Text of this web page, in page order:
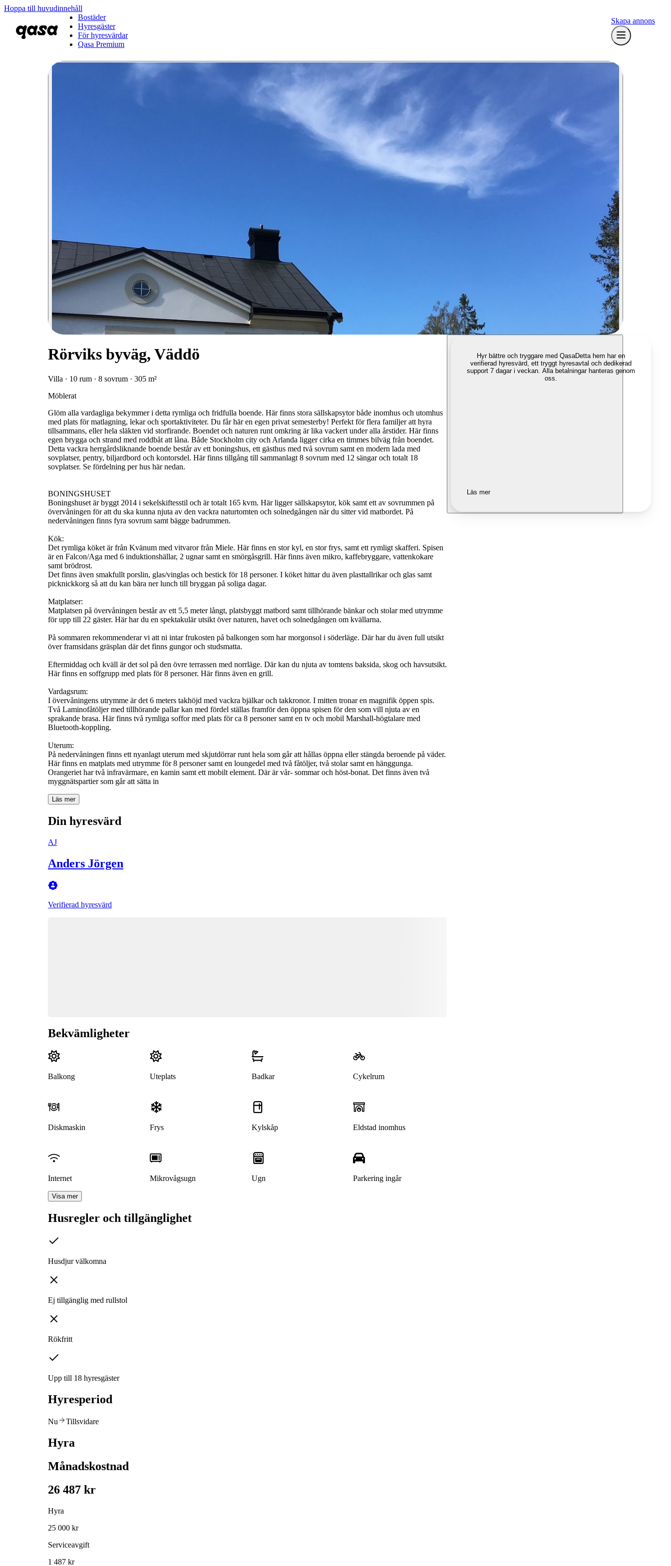
Hoppa till huvudinnehåll
Bostäder
Hyresgäster
För hyresvärdar
Qasa Premium
Skapa annons
Denna bostad är borttagen
Rörviks byväg, Väddö
Villa · 10 rum · 8 sovrum · 305 m²
Möblerat
Glöm alla vardagliga bekymmer i detta rymliga och fridfulla boende. Här finns stora sällskapsytor både inomhus och utomhus
med plats för matlagning, lekar och sportaktiviteter. Du får här en egen privat semesterby! Perfekt för flera familjer att hyra
tillsammans, eller hela släkten vid storfirande. Boendet och naturen runt omkring är lika vackert under alla årstider. Här finns
egen brygga och strand med roddbåt att låna. Både Stockholm city och Arlanda ligger cirka en timmes bilväg från boendet.
Detta vackra herrgårdsliknande boende består av ett boningshus, ett gästhus med två sovrum samt en modern lada med
sovplatser, pentry, biljardbord och kontorsdel. Här finns tillgång till sammanlagt 8 sovrum med 12 sängar och totalt 18
sovplatser. Se fördelning per hus här nedan.
BONINGSHUSET
Boningshuset är byggt 2014 i sekelskiftesstil och är totalt 165 kvm. Här ligger sällskapsytor, kök samt ett av sovrummen på
övervåningen för att du ska kunna njuta av den vackra naturtomten och solnedgången när du sitter vid matbordet. På
nedervåningen finns fyra sovrum samt bägge badrummen.
Kök:
Det rymliga köket är från Kvänum med vitvaror från Miele. Här finns en stor kyl, en stor frys, samt ett rymligt skafferi. Spisen
är en Falcon/Aga med 6 induktionshällar, 2 ugnar samt en smörgåsgrill. Här finns även mikro, kaffebryggare, vattenkokare
samt brödrost.
Det finns även smakfullt porslin, glas/vinglas och bestick för 18 personer. I köket hittar du även plasttallrikar och glas samt
picknickkorg så att du kan bära ner lunch till bryggan på soliga dagar.
Matplatser:
Matplatsen på övervåningen består av ett 5,5 meter långt, platsbyggt matbord samt tillhörande bänkar och stolar med utrymme
för upp till 22 gäster. Här har du en spektakulär utsikt över naturen, havet och solnedgången om kvällarna.
På sommaren rekommenderar vi att ni intar frukosten på balkongen som har morgonsol i söderläge. Där har du även full utsikt
över framsidans gräsplan där det finns gungor och studsmatta.
Eftermiddag och kväll är det sol på den övre terrassen med norrläge. Där kan du njuta av tomtens baksida, skog och havsutsikt.
Här finns en soffgrupp med plats för 8 personer. Här finns även en grill.
Vardagsrum:
I övervåningens utrymme är det 6 meters takhöjd med vackra bjälkar och takkronor. I mitten tronar en magnifik öppen spis.
Två Laminofåtöljer med tillhörande pallar kan med fördel ställas framför den öppna spisen för den som vill njuta av en
sprakande brasa. Här finns två rymliga soffor med plats för ca 8 personer samt en tv och mobil Marshall-högtalare med
Bluetooth-koppling.
Uterum:
På nedervåningen finns ett nyanlagt uterum med skjutdörrar runt hela som går att hållas öppna eller stängda beroende på väder.
Här finns en matplats med utrymme för 8 personer samt en loungedel med två fåtöljer, två stolar samt en hänggunga.
Orangeriet har två infravärmare, en kamin samt ett mobilt element. Där är vår- sommar och höst-bonat. Det finns även två
myggnätspartier som går att sätta in
Läs mer
Din hyresvärd
AJ
Anders Jörgen
Verifierad hyresvärd
Bekvämligheter
Balkong Uteplats Badkar Cykelrum
Diskmaskin Frys Kylskåp Eldstad inomhus
Internet Mikrovågsugn Ugn Parkering ingår
Visa mer
Husregler och tillgänglighet
Husdjur välkomna
Ej tillgänglig med rullstol
Rökfritt
Upp till 18 hyresgäster
Hyresperiod
Nu Tillsvidare
Hyra
Månadskostnad
26 487 kr
Hyra
25 000 kr
Serviceavgift
1 487 kr
Hyr bättre och tryggare med QasaDetta hem har en
verifierad hyresvärd, ett tryggt hyresavtal och dedikerad
support 7 dagar i veckan. Alla betalningar hanteras genom
oss.
Läs mer